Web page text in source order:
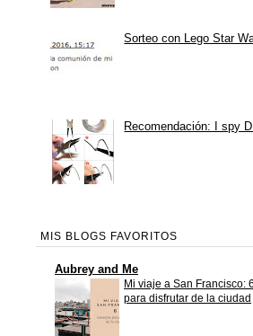
Sorteo con Lego Star
Recomendación: I spy
MIS BLOGS FAVORITOS
Aubrey and Me
Mi viaje a San Francisco:
para disfrutar de la ciudad